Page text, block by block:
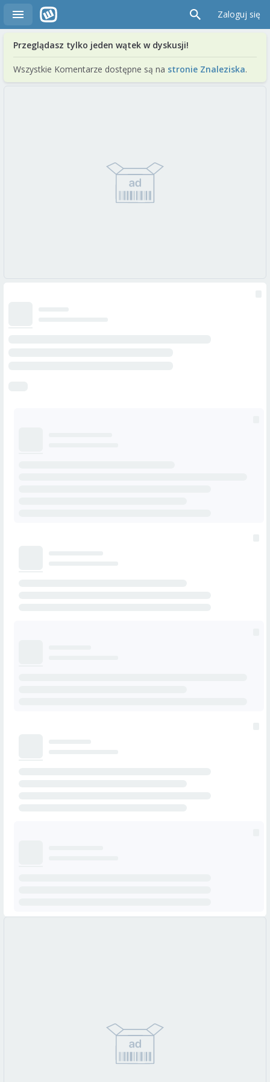
Zaloguj się
Przeglądasz tylko jeden wątek w dyskusji!
Wszystkie Komentarze dostępne są na stronie Znaleziska.